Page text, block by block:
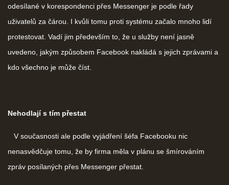
odesílané v korespondenci přes Messenger je podle řady
uživatelů za čárou. I kvůli tomu proti systému začalo mnoho lidí
protestovat. Vadí jim především to, že u služby není jasně
uvedeno, jakým způsobem Facebook nakládá s jejich zprávami a
kdo všechno je může číst.
Nehodlají s tím přestat
V současnosti ale podle vyjádření šéfa Facebooku nic
nenasvědčuje tomu, že by firma měla v plánu se šmírováním
zpráv posílaných přes Messenger přestat.